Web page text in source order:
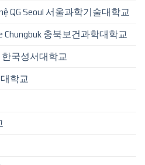
QG Seoul 서울과학기술대학교
Chungbuk 충북보건과학대학교
한국성서대학교
학교